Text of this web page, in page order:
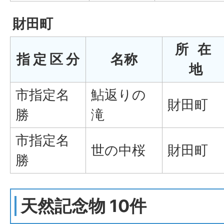
財田町
指 定 区 分 名称
所 在
地
市指定名
勝
鮎返りの
滝
財田町
市指定名
勝
世の中桜 財田町
天然記念物 10件